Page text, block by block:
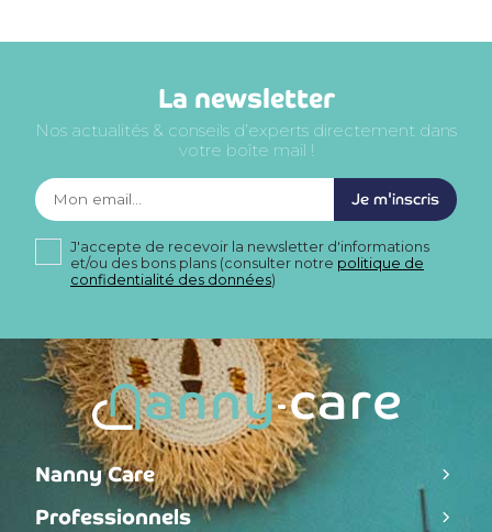
La newsletter
Nos actualités & conseils d’experts directement dans
votre boîte mail !
Je m'inscris
J'accepte de recevoir la newsletter d'informations
et/ou des bons plans (consulter notre politique de
confidentialité des données)
Nanny Care
Professionnels